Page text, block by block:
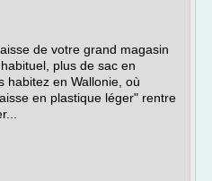
de votre grand magasin
plus de sac en
habitez en Wallonie, où
en plastique léger" rentre